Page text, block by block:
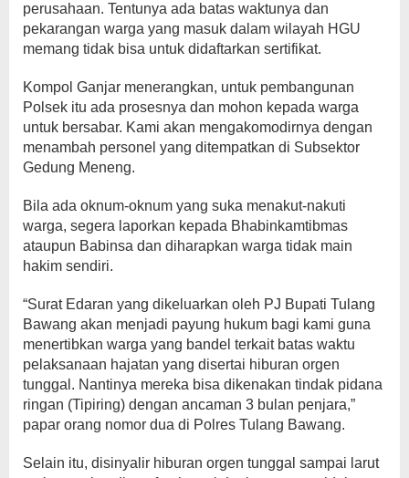
perusahaan. Tentunya ada batas waktunya dan
pekarangan warga yang masuk dalam wilayah HGU
memang tidak bisa untuk didaftarkan sertifikat.
Kompol Ganjar menerangkan, untuk pembangunan
Polsek itu ada prosesnya dan mohon kepada warga
untuk bersabar. Kami akan mengakomodirnya dengan
menambah personel yang ditempatkan di Subsektor
Gedung Meneng.
Bila ada oknum-oknum yang suka menakut-nakuti
warga, segera laporkan kepada Bhabinkamtibmas
ataupun Babinsa dan diharapkan warga tidak main
hakim sendiri.
“Surat Edaran yang dikeluarkan oleh PJ Bupati Tulang
Bawang akan menjadi payung hukum bagi kami guna
menertibkan warga yang bandel terkait batas waktu
pelaksanaan hajatan yang disertai hiburan orgen
tunggal. Nantinya mereka bisa dikenakan tindak pidana
ringan (Tipiring) dengan ancaman 3 bulan penjara,”
papar orang nomor dua di Polres Tulang Bawang.
Selain itu, disinyalir hiburan orgen tunggal sampai larut